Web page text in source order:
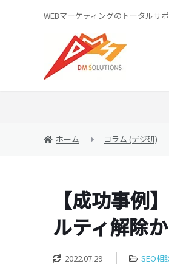
WEBマーケティングのトータルサ
ホーム コラム (デジ研)
【成功事例
ルティ解除
2022.07.29 SEO相